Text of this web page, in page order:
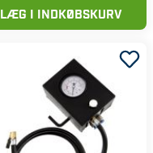
LÆG I INDKØBSKURV